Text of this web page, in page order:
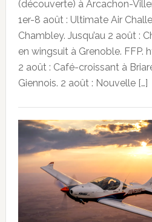
(découverte) à Arcachon-
1er-8 août : Ultimate Air
Chambley. Jusqu’au 2 août :
en wingsuit à Grenoble.
2 août : Café-croissant à
Giennois. 2 août : Nouvelle […]